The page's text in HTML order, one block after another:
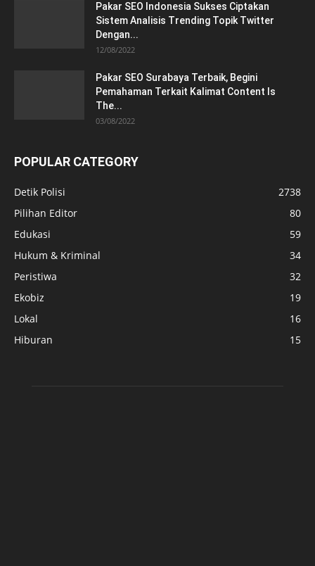
Pakar SEO Indonesia Sukses Ciptakan
Sistem Analisis Trending Topik Twitter
Dengan...
12/08/2022
Pakar SEO Surabaya Terbaik, Begini
Pemahaman Terkait Kalimat Content Is
The...
03/08/2022
POPULAR CATEGORY
Detik Polisi
2738
Pilihan Editor
80
Edukasi
59
Hukum & Kriminal
34
Peristiwa
32
Ekobiz
19
Lokal
16
Hiburan
15